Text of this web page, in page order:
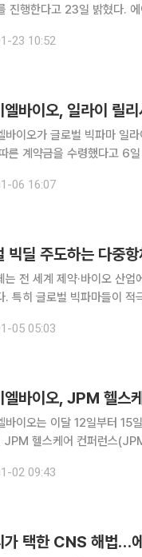
일 밝혔다. 에이비엘바이오는 해외 기관 투자자들과의 미팅을 통해 자사의
들의 관심을 확대하고 해외
23 10:52
엘바이오, 일라이 릴
바이오가 글로벌 빅파마 일
을 수령했다고 6일 밝혔다. 에이비엘바이오는 지난해 11월
06 16:07
빅딜 주도하는 다중
는 전 세계 제약·바이오 산
. 특히 글로벌 빅파마들이 적
상당수를 다중항체가 차지
05 05:03
엘바이오, JPM 헬스
바이오는 이달 12일부터 15
헬스케어 컨퍼런스
ㆍ바이오 기업은 물론 투자
02 09:43
가 택한 CNS 해법…